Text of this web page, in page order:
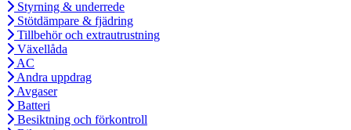
Styrning & underrede
Stötdämpare & fjädring
Tillbehör och extrautrustning
Växellåda
AC
Andra uppdrag
Avgaser
Batteri
Besiktning och förkontroll